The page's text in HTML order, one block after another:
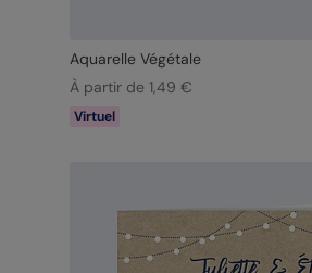
Aquarelle Végétale
À partir de 1,49 €
Virtuel